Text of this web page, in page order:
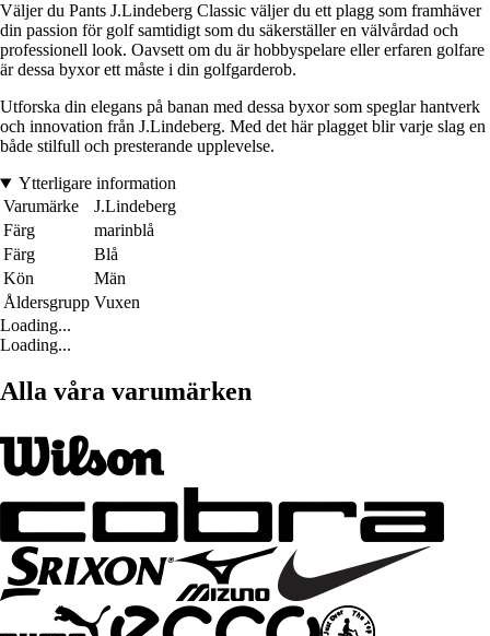
Väljer du Pants J.Lindeberg Classic väljer du ett plagg som framhäver
din passion för golf samtidigt som du säkerställer en välvårdad och
professionell look. Oavsett om du är hobbyspelare eller erfaren golfare
är dessa byxor ett måste i din golfgarderob.
Utforska din elegans på banan med dessa byxor som speglar hantverk
och innovation från J.Lindeberg. Med det här plagget blir varje slag en
både stilfull och presterande upplevelse.
Ytterligare information
Varumärke
J.Lindeberg
Färg
marinblå
Färg
Blå
Kön
Män
Åldersgrupp Vuxen
Loading...
Loading...
Alla våra varumärken